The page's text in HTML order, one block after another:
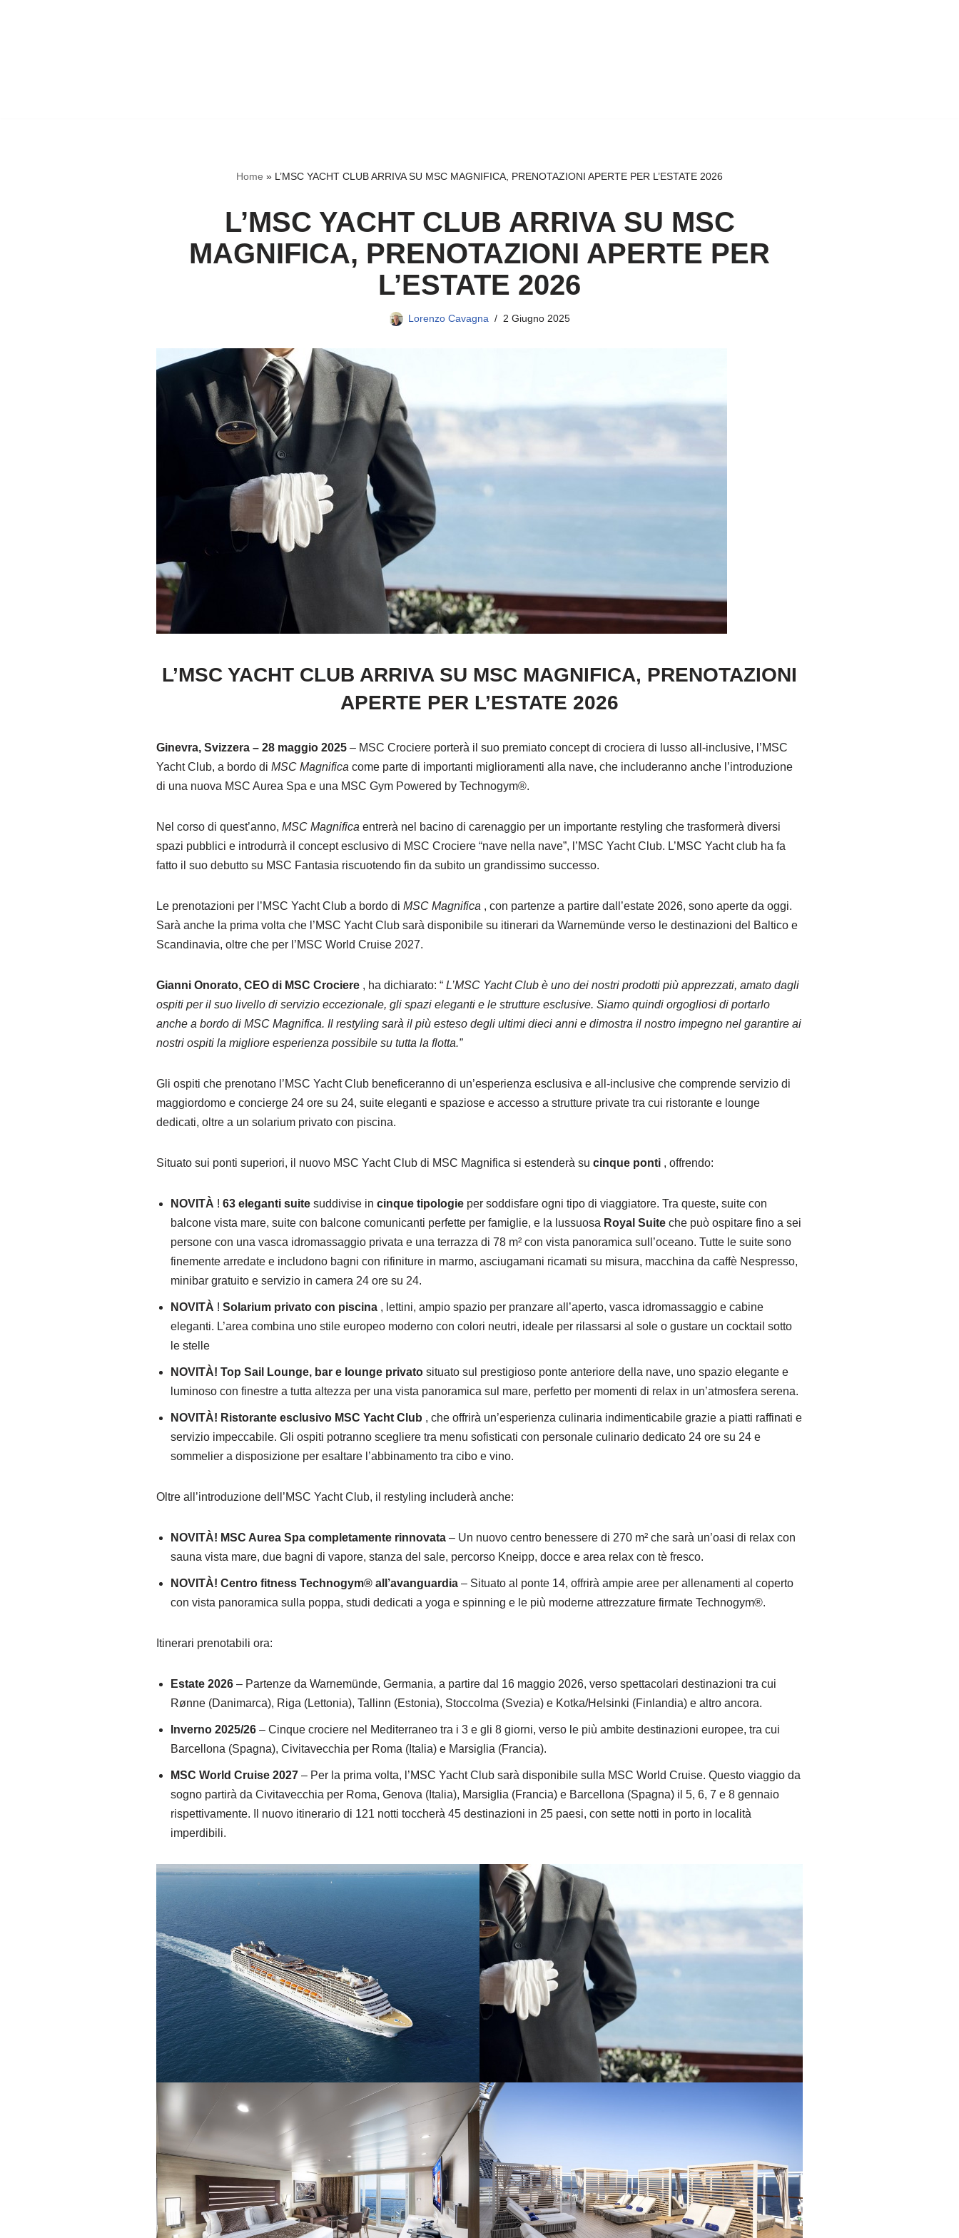
Home » L’MSC YACHT CLUB ARRIVA SU MSC MAGNIFICA, PRENOTAZIONI APERTE PER L’ESTATE 2026
L’MSC YACHT CLUB ARRIVA SU MSC
MAGNIFICA, PRENOTAZIONI APERTE PER
L’ESTATE 2026
Lorenzo Cavagna 2 Giugno 2025
L’MSC YACHT CLUB ARRIVA SU MSC MAGNIFICA, PRENOTAZIONI
APERTE PER L’ESTATE 2026
Ginevra, Svizzera – 28 maggio 2025 – MSC Crociere porterà il suo premiato concept di crociera di lusso all-inclusive, l’MSC
Yacht Club, a bordo di MSC Magnifica come parte di importanti miglioramenti alla nave, che includeranno anche l’introduzione
di una nuova MSC Aurea Spa e una MSC Gym Powered by Technogym®.
Nel corso di quest’anno, MSC Magnifica entrerà nel bacino di carenaggio per un importante restyling che trasformerà diversi
spazi pubblici e introdurrà il concept esclusivo di MSC Crociere “nave nella nave”, l’MSC Yacht Club. L’MSC Yacht club ha fa
fatto il suo debutto su MSC Fantasia riscuotendo fin da subito un grandissimo successo.
Le prenotazioni per l’MSC Yacht Club a bordo di MSC Magnifica , con partenze a partire dall’estate 2026, sono aperte da oggi.
Sarà anche la prima volta che l’MSC Yacht Club sarà disponibile su itinerari da Warnemünde verso le destinazioni del Baltico e
Scandinavia, oltre che per l’MSC World Cruise 2027.
Gianni Onorato, CEO di MSC Crociere , ha dichiarato: “ L’MSC Yacht Club è uno dei nostri prodotti più apprezzati, amato dagli
ospiti per il suo livello di servizio eccezionale, gli spazi eleganti e le strutture esclusive. Siamo quindi orgogliosi di portarlo
anche a bordo di MSC Magnifica. Il restyling sarà il più esteso degli ultimi dieci anni e dimostra il nostro impegno nel garantire ai
nostri ospiti la migliore esperienza possibile su tutta la flotta.”
Gli ospiti che prenotano l’MSC Yacht Club beneficeranno di un’esperienza esclusiva e all-inclusive che comprende servizio di
maggiordomo e concierge 24 ore su 24, suite eleganti e spaziose e accesso a strutture private tra cui ristorante e lounge
dedicati, oltre a un solarium privato con piscina.
Situato sui ponti superiori, il nuovo MSC Yacht Club di MSC Magnifica si estenderà su cinque ponti , offrendo:
NOVITÀ ! 63 eleganti suite suddivise in cinque tipologie per soddisfare ogni tipo di viaggiatore. Tra queste, suite con
balcone vista mare, suite con balcone comunicanti perfette per famiglie, e la lussuosa Royal Suite che può ospitare fino a sei
persone con una vasca idromassaggio privata e una terrazza di 78 m² con vista panoramica sull’oceano. Tutte le suite sono
finemente arredate e includono bagni con rifiniture in marmo, asciugamani ricamati su misura, macchina da caffè Nespresso,
minibar gratuito e servizio in camera 24 ore su 24.
NOVITÀ ! Solarium privato con piscina , lettini, ampio spazio per pranzare all’aperto, vasca idromassaggio e cabine
eleganti. L’area combina uno stile europeo moderno con colori neutri, ideale per rilassarsi al sole o gustare un cocktail sotto
le stelle
NOVITÀ! Top Sail Lounge, bar e lounge privato situato sul prestigioso ponte anteriore della nave, uno spazio elegante e
luminoso con finestre a tutta altezza per una vista panoramica sul mare, perfetto per momenti di relax in un’atmosfera serena.
NOVITÀ! Ristorante esclusivo MSC Yacht Club , che offrirà un’esperienza culinaria indimenticabile grazie a piatti raffinati e
servizio impeccabile. Gli ospiti potranno scegliere tra menu sofisticati con personale culinario dedicato 24 ore su 24 e
sommelier a disposizione per esaltare l’abbinamento tra cibo e vino.
Oltre all’introduzione dell’MSC Yacht Club, il restyling includerà anche:
NOVITÀ! MSC Aurea Spa completamente rinnovata – Un nuovo centro benessere di 270 m² che sarà un’oasi di relax con
sauna vista mare, due bagni di vapore, stanza del sale, percorso Kneipp, docce e area relax con tè fresco.
NOVITÀ! Centro fitness Technogym® all’avanguardia – Situato al ponte 14, offrirà ampie aree per allenamenti al coperto
con vista panoramica sulla poppa, studi dedicati a yoga e spinning e le più moderne attrezzature firmate Technogym®.
Itinerari prenotabili ora:
Estate 2026 – Partenze da Warnemünde, Germania, a partire dal 16 maggio 2026, verso spettacolari destinazioni tra cui
Rønne (Danimarca), Riga (Lettonia), Tallinn (Estonia), Stoccolma (Svezia) e Kotka/Helsinki (Finlandia) e altro ancora.
Inverno 2025/26 – Cinque crociere nel Mediterraneo tra i 3 e gli 8 giorni, verso le più ambite destinazioni europee, tra cui
Barcellona (Spagna), Civitavecchia per Roma (Italia) e Marsiglia (Francia).
MSC World Cruise 2027 – Per la prima volta, l’MSC Yacht Club sarà disponibile sulla MSC World Cruise. Questo viaggio da
sogno partirà da Civitavecchia per Roma, Genova (Italia), Marsiglia (Francia) e Barcellona (Spagna) il 5, 6, 7 e 8 gennaio
rispettivamente. Il nuovo itinerario di 121 notti toccherà 45 destinazioni in 25 paesi, con sette notti in porto in località
imperdibili.